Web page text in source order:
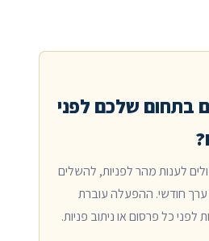
בתחום שלכם לפני
לענות מהר לפניות, להשלים
ערך חודשי. ההפעלה עוברת
לפני כל פרסום או ניתוב פניות.